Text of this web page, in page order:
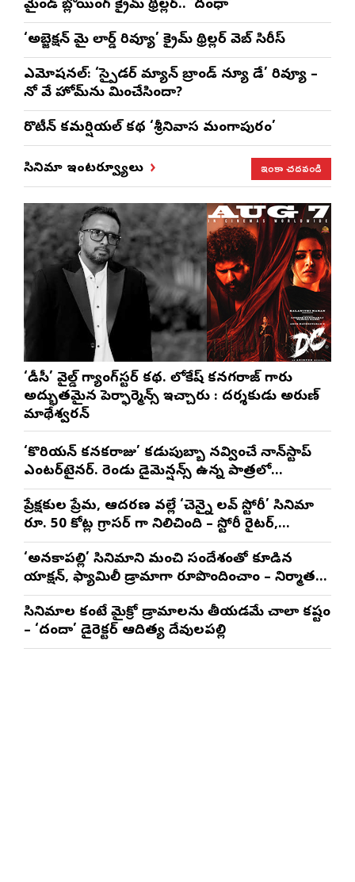
మైండ్ బ్లోయింగ్ క్రైమ్ థ్రిల్లర్.. ‘దంధా’
‘అబ్జెక్ష‌న్ మై లార్డ్ రివ్యూ’ క్రైమ్ థ్రిల్ల‌ర్ వెబ్ సిరీస్
ఎమోష‌న‌ల్‌: ‘స్పైడర్ మ్యాన్ బ్రాండ్ న్యూ డే’ రివ్యూ –
నో వే హోమ్‌ను మించేసిందా?
రొటీన్‌ కమర్షియల్‌ కథ ‘శ్రీనివాస మంగాపురం’
సినిమా ఇంటర్వ్యూలు ఇంకా చదవండి
‘డీసీ’ వైల్డ్ గ్యాంగ్‌స్టర్ కథ. లోకేష్ కనగరాజ్ గారు
అద్భుతమైన పెర్ఫార్మెన్స్ ఇచ్చారు : దర్శకుడు అరుణ్
మాథేశ్వరన్
‘కొరియన్ కనకరాజు’ కడుపుబ్బా నవ్వించే నాన్‌స్టాప్
ఎంటర్‌టైనర్. రెండు డైమెన్షన్స్ ఉన్న పాత్రలో
నటించడం చాలా సంతృప్తినిచ్చింది : వరుణ్ తేజ్
ప్రేక్షకుల ప్రేమ, ఆదరణ వల్లే ‘చెన్నై లవ్ స్టోరీ’ సినిమా
రూ. 50 కోట్ల గ్రాసర్ గా నిలిచింది – స్టోరీ రైటర్,
ప్రొడ్యూసర్ సాయి రాజేష్
‘అనకాపల్లి’ సినిమాని మంచి సందేశంతో కూడిన
యాక్షన్, ఫ్యామిలీ డ్రామాగా రూపొందించాం – నిర్మాతలు
త్రినాథరావు నక్కిన, కాండ్రేగుల నాయుడు
సినిమాల కంటే మైక్రో డ్రామాలను తీయడమే చాలా కష్టం
– ‘దందా’ డైరెక్ట‌ర్ ఆదిత్య దేవులపల్లి